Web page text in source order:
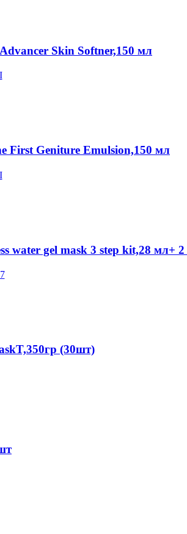
Skin Softner,150 мл
First Geniture Emulsion,150 мл
water gel mask 3 step kit,28 мл+
(30шт)